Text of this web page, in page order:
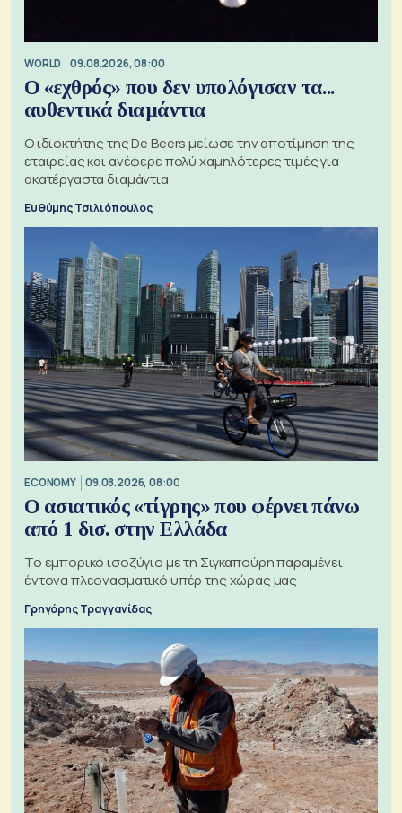
WORLD 09.08.2026, 08:00
Ο «εχθρός» που δεν υπολόγισαν τα...
αυθεντικά διαμάντια
Ο ιδιοκτήτης της De Beers μείωσε την αποτίμηση της
εταιρείας και ανέφερε πολύ χαμηλότερες τιμές για
ακατέργαστα διαμάντια
Ευθύμης Τσιλιόπουλος
ECONOMY 09.08.2026, 08:00
Ο ασιατικός «τίγρης» που φέρνει πάνω
από 1 δισ. στην Ελλάδα
Το εμπορικό ισοζύγιο με τη Σιγκαπούρη παραμένει
έντονα πλεονασματικό υπέρ της χώρας μας
Γρηγόρης Τραγγανίδας